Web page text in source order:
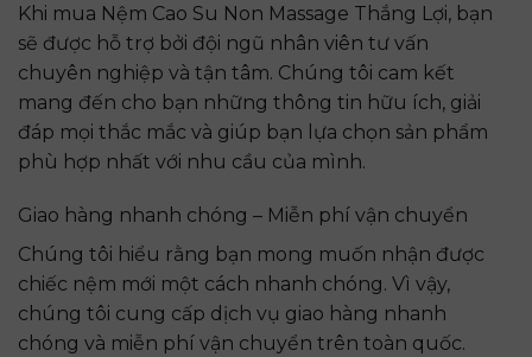
Khi mua Nệm Cao Su Non Massage Thắng Lợi, bạn
sẽ được hỗ trợ bởi đội ngũ nhân viên tư vấn
chuyên nghiệp và tận tâm. Chúng tôi cam kết
mang đến cho bạn những thông tin hữu ích, giải
đáp mọi thắc mắc và giúp bạn lựa chọn sản phẩm
phù hợp nhất với nhu cầu của mình.
Giao hàng nhanh chóng – Miễn phí vận chuyển
Chúng tôi hiểu rằng bạn mong muốn nhận được
chiếc nệm mới một cách nhanh chóng. Vì vậy,
chúng tôi cung cấp dịch vụ giao hàng nhanh
chóng và miễn phí vận chuyển trên toàn quốc.